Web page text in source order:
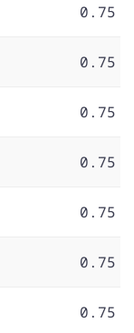
0.75
0.75
0.75
0.75
0.75
0.75
0.75